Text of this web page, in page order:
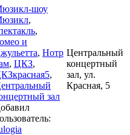
шоу
,
,
и
, Нотр
, ЦКЗ,
,
зал
Центральный
концертный
зал, ул.
Красная, 5